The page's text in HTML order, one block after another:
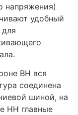
напряжения)
удобный
ВН вся
соединена
шиной, на
НН главные